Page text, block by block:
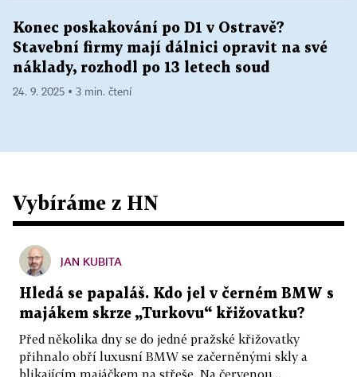
Konec poskakování po D1 v Ostravě?
Stavební firmy mají dálnici opravit na své
náklady, rozhodl po 13 letech soud
24. 9. 2025 ▪ 3 min. čtení
Vybíráme z HN
JAN KUBITA
Hledá se papaláš. Kdo jel v černém BMW s
majákem skrze „Turkovu“ křižovatku?
Před několika dny se do jedné pražské křižovatky
přihnalo obří luxusní BMW se začerněnými skly a
blikajícím majáčkem na střeše. Na červenou...